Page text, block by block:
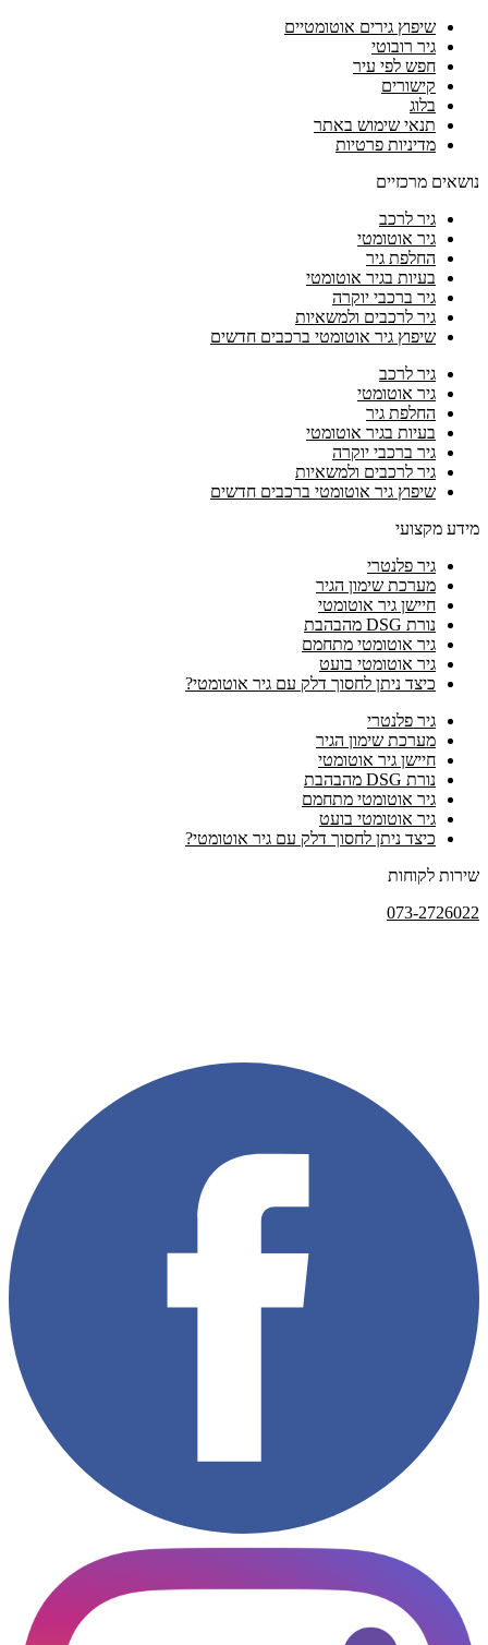
שיפוץ גירים אוטומטיים
גיר רובוטי
חפש לפי עיר
קישורים
בלוג
תנאי שימוש באתר
מדיניות פרטיות
נושאים מרכזיים
גיר לרכב
גיר אוטומטי
החלפת גיר
בעיות בגיר אוטומטי
גיר ברכבי יוקרה
גיר לרכבים ולמשאיות
שיפוץ גיר אוטומטי ברכבים חדשים
גיר לרכב
גיר אוטומטי
החלפת גיר
בעיות בגיר אוטומטי
גיר ברכבי יוקרה
גיר לרכבים ולמשאיות
שיפוץ גיר אוטומטי ברכבים חדשים
מידע מקצועי
גיר פלנטרי
מערכת שימון הגיר
חיישן גיר אוטומטי
נורת DSG מהבהבת
גיר אוטומטי מתחמם
גיר אוטומטי בועט
כיצד ניתן לחסוך דלק עם גיר אוטומטי?
גיר פלנטרי
מערכת שימון הגיר
חיישן גיר אוטומטי
נורת DSG מהבהבת
גיר אוטומטי מתחמם
גיר אוטומטי בועט
כיצד ניתן לחסוך דלק עם גיר אוטומטי?
שירות לקוחות
073-2726022